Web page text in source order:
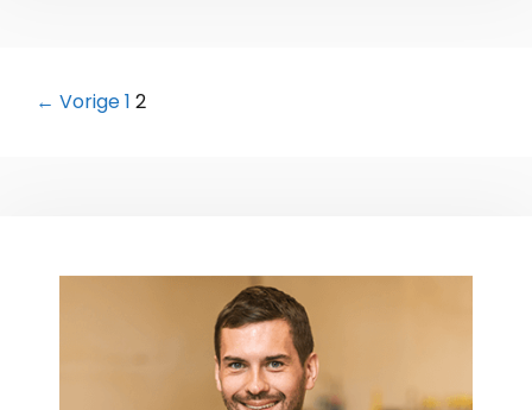
Berichtnavigatie
← Vorige1 2